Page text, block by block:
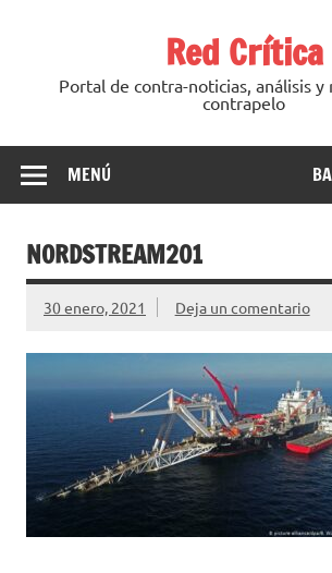
Red Crítica
Portal de contra-noticias, análisis
contrapelo
MENÚ
NORDSTREAM201
30 enero, 2021 Deja un comentario